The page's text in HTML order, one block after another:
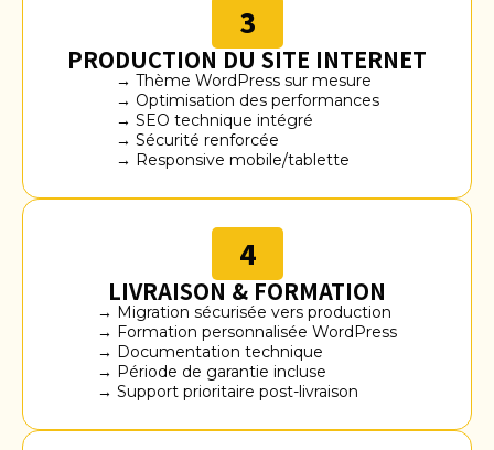
3
PRODUCTION DU SITE INTERNET
→ Thème WordPress sur mesure
→ Optimisation des performances
→ SEO technique intégré
→ Sécurité renforcée
→ Responsive mobile/tablette
4
LIVRAISON & FORMATION
→ Migration sécurisée vers production
→ Formation personnalisée WordPress
→ Documentation technique
→ Période de garantie incluse
→ Support prioritaire post-livraison